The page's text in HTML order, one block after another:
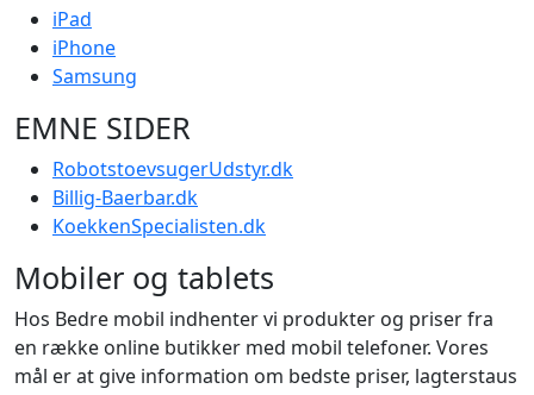
iPad
iPhone
Samsung
EMNE SIDER
RobotstoevsugerUdstyr.dk
Billig-Baerbar.dk
KoekkenSpecialisten.dk
Mobiler og tablets
Hos Bedre mobil indhenter vi produkter og priser fra
en række online butikker med mobil telefoner. Vores
mål er at give information om bedste priser, lagterstaus